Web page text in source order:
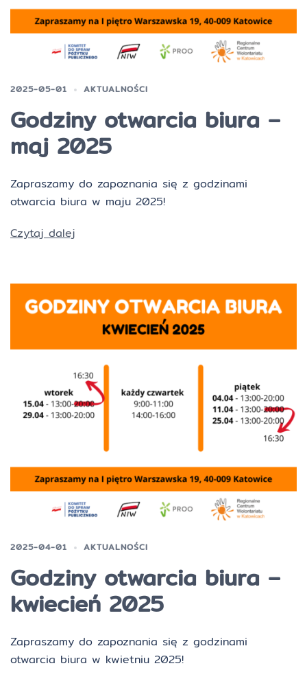
2025-05-01 AKTUALNOŚCI
Godziny otwarcia biura –
maj 2025
Zapraszamy do zapoznania się z godzinami
otwarcia biura w maju 2025!
Czytaj dalej
2025-04-01 AKTUALNOŚCI
Godziny otwarcia biura –
kwiecień 2025
Zapraszamy do zapoznania się z godzinami
otwarcia biura w kwietniu 2025!